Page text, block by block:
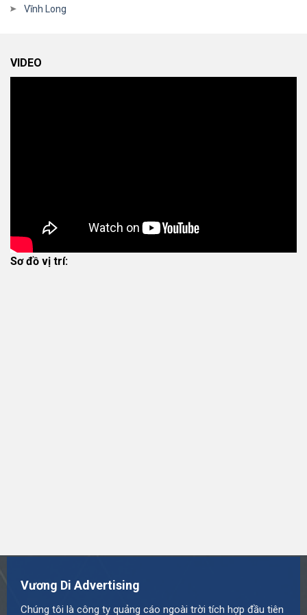
Vĩnh Long
VIDEO
Sơ đồ vị trí:
Vương Di Advertising
Chúng tôi là công ty quảng cáo ngoài trời tích hợp đầu tiên